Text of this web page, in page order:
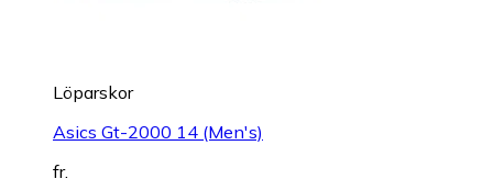
Löparskor
Asics Gt-2000 14 (Men's)
fr.